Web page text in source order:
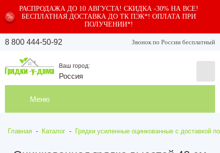
%
РАСПРОДАЖА ДО 10 АВГУСТА! СКИДКА -30% НА ВСЕ!
БЕСПЛАТНАЯ ДОСТАВКА ДО ТК ПЭК*! ОПЛАТА ПРИ
ПОЛУЧЕНИИ*!
8 800 444-50-92 Звонок по России бесплатный
Ваш город:
Россия
Меню
Главная - Каталог - Грядки усиленные оцинкованные с доставкой